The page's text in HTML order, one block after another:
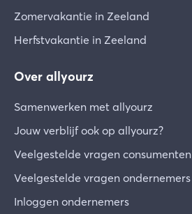
Zomervakantie in Zeeland
Herfstvakantie in Zeeland
Over allyourz
Samenwerken met allyourz
Jouw verblijf ook op allyourz?
Veelgestelde vragen consumenten
Veelgestelde vragen ondernemers
Inloggen ondernemers